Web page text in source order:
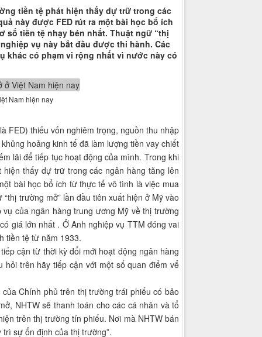
tiền tệ phát hiện thấy dự trữ trong các
này được FED rút ra một bài học bổ ích
số tiền tệ nhạy bén nhất. Thuật ngữ “thị
vụ này bắt đầu được thi hành. Các
khác có phạm vi rộng nhất vì nước này có
Nam hiện nay
FED) thiếu vốn nghiêm trọng, nguồn thu nhập
hoảng kinh tế đã làm lượng tiền vay chiết
lãi để tiếp tục hoạt động của mình. Trong khi
thấy dự trữ trong các ngân hàng tăng lên
bài học bổ ích từ thực tế vô tình là việc mua
trường mở” lần đầu tiên xuất hiện ở Mỹ vào
của ngân hàng trung ương Mỹ về thị trường
giá lớn nhất . Ở Anh nghiệp vụ TTM đóng vai
tiền tệ từ năm 1933.
cận từ thời kỳ đổi mới hoạt động ngân hàng
trên hãy tiếp cận với một số quan điểm vể
Chính phủ trên thị trường trái phiếu có bảo
NHTW sẽ thanh toán cho các cá nhân và tổ
trên thị trường tín phiếu. Nơi mà NHTW bán
sự ổn định của thị trường”.